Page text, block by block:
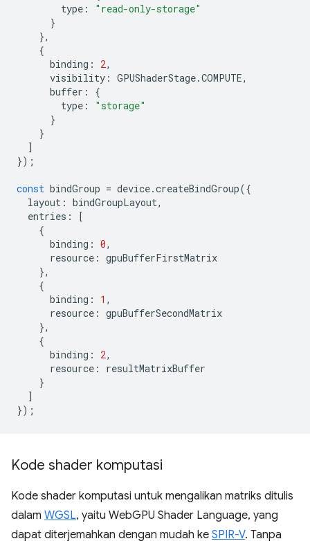
type :
"read-only-storage"
}
},
{
binding : 2,
visibility : GPUShaderStage.COMPUTE,
buffer :
{
type :
"storage"
}
}
]
});
const bindGroup = device.createBindGroup({
layout : bindGroupLayout,
entries :
[
{
binding : 0,
resource : gpuBufferFirstMatrix
},
{
binding : 1 ,
resource : gpuBufferSecondMatrix
},
{
binding : 2,
resource :
resultMatrixBuffer
}
]
});
Kode shader komputasi
Kode shader komputasi untuk mengalikan matriks ditulis
dalam WGSL, yaitu WebGPU Shader Language, yang
dapat diterjemahkan dengan mudah ke SPIR-V. Tanpa